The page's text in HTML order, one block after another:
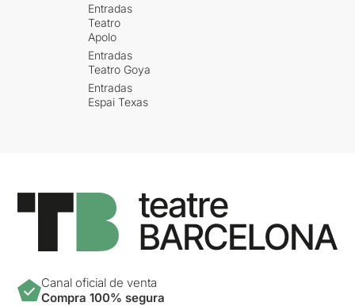
Entradas
Teatro
Apolo
Entradas
Teatro Goya
Entradas
Espai Texas
Canal oficial de venta
Compra 100% segura